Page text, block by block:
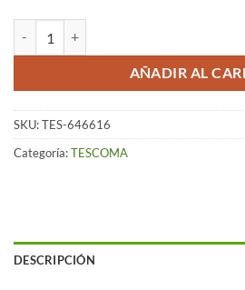
AÑADIR AL
SKU:TES-646616
Categoría:TESCOMA
DESCRIPCIÓN